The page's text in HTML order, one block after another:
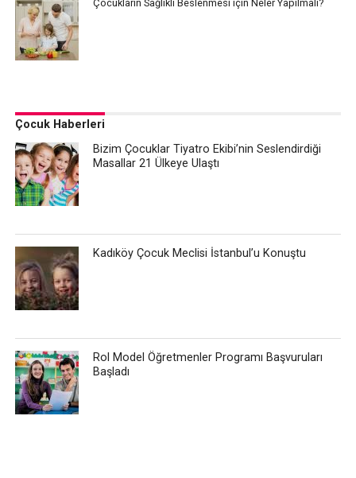
Çocukların Sağlıklı Beslenmesi için Neler Yapılmalı?
Çocuk Haberleri
Bizim Çocuklar Tiyatro Ekibi’nin Seslendirdiği
Masallar 21 Ülkeye Ulaştı
Kadıköy Çocuk Meclisi İstanbul’u Konuştu
Rol Model Öğretmenler Programı Başvuruları
Başladı